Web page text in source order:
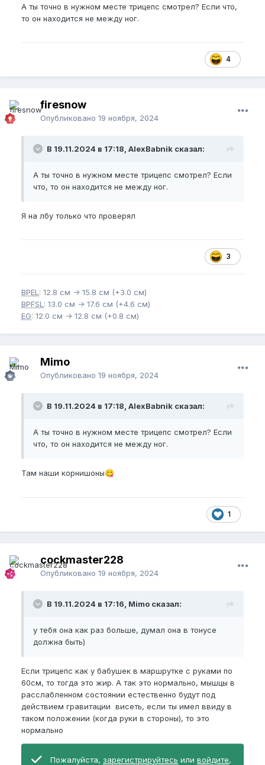
А ты точно в нужном месте трицепс смотрел? Если что,
то он находится не между ног.
4
firesnow
Опубликовано 19 ноября, 2024
В 19.11.2024 в 17:18, AlexBabnik сказал:
А ты точно в нужном месте трицепс смотрел? Если
что, то он находится не между ног.
Я на лбу только что проверял
3
BPEL : 12.8 см -> 15.8 см (+3.0 см)
BPFSL : 13.0 см -> 17.6 см (+4.6 см)
EG: 12.0 см -> 12.8 см (+0.8 см)
Mimo
Опубликовано 19 ноября, 2024
В 19.11.2024 в 17:18, AlexBabnik сказал:
А ты точно в нужном месте трицепс смотрел? Если
что, то он находится не между ног.
Там наши корнишоны😋
1
cockmaster228
Опубликовано 19 ноября, 2024
В 19.11.2024 в 17:16, Mimo сказал:
у тебя она как раз больше, думал она в тонусе
должна быть)
Если трицепс как у бабушек в маршрутке с руками по
60см, то тогда это жир. А так это нормально, мышцы в
расслабленном состоянии естественно будут под
действием гравитации висеть, если ты имел ввиду в
таком положении (когда руки в стороны), то это
нормально
Пожалуйста, зарегистрируйтесь или войдите,